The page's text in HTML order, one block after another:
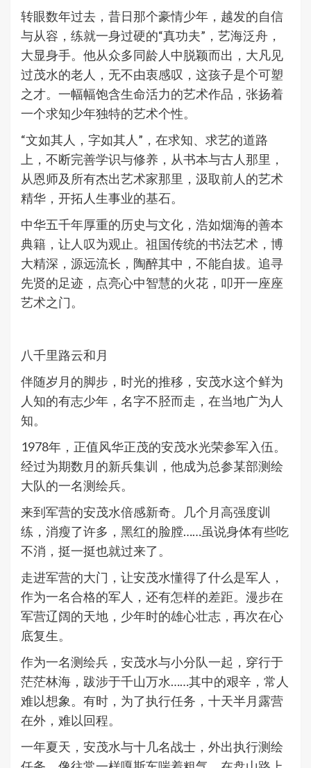
转眼数年过去，昔日那个豪情少年，越发的自信
与从容，练就一身过硬的“真功夫”，艺海泛舟，
大显身手。他从众多同龄人中脱颖而出，大凡见
过茂水的老人，无不由衷感叹，这孩子是个可塑
之才。一幅幅饱含生命活力的艺术作品，张扬着
一个求知少年独特的艺术个性。
“文如其人，字如其人”，在求知、求艺的道路
上，不断完善学识与修养，从书本与古人那里，
从恩师及所有杰出艺术家那里，汲取前人的艺术
精华，开拓人生事业的基石。
中华五千年厚重的历史与文化，浩如烟海的善本
典籍，让人叹为观止。祖国传统的书法艺术，博
大精深，源远流长，陶醉其中，不能自拔。追寻
先贤的足迹，点亮心中智慧的火花，叩开一座座
艺术之门。
八千里路云和月
伴随岁月的脚步，时光的推移，安茂水这个鲜为
人知的有志少年，名字不胫而走，在当地广为人
知。
1978年，正值风华正茂的安茂水光荣参军入伍。
经过为期数月的新兵集训，他成为总参某部测绘
大队的一名测绘兵。
来到军营的安茂水倍感新奇。几个月高强度训
练，消瘦了许多，黑红的脸膛……虽说身体有些吃
不消，挺一挺也就过来了。
走进军营的大门，让安茂水懂得了什么是军人，
作为一名合格的军人，还有怎样的差距。漫步在
军营辽阔的天地，少年时的雄心壮志，再次在心
底复生。
作为一名测绘兵，安茂水与小分队一起，穿行于
茫茫林海，跋涉于千山万水……其中的艰辛，常人
难以想象。有时，为了执行任务，十天半月露营
在外，难以回程。
一年夏天，安茂水与十几名战士，外出执行测绘